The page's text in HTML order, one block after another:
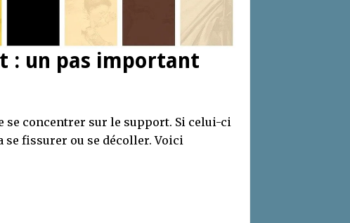
: un pas important
se concentrer sur le support. Si celui-ci
se fissurer ou se décoller. Voici